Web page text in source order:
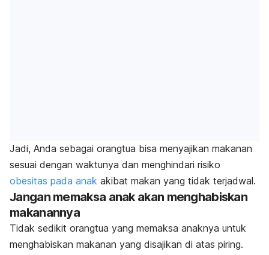
Jadi, Anda sebagai orangtua bisa menyajikan makanan
sesuai dengan waktunya dan menghindari risiko
obesitas pada anak akibat makan yang tidak terjadwal.
Jangan memaksa anak akan menghabiskan
makanannya
Tidak sedikit orangtua yang memaksa anaknya untuk
menghabiskan makanan yang disajikan di atas piring.